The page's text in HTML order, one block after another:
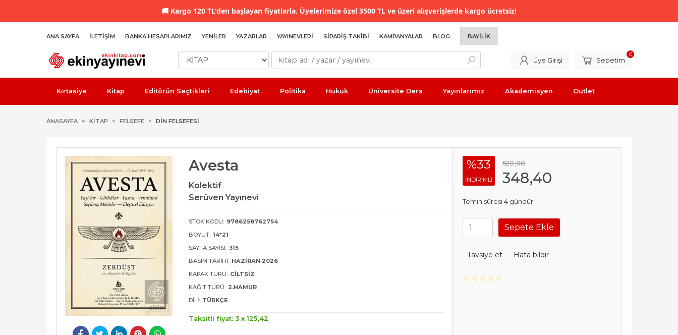
🚚 Kargo 120 TL'den başlayan fiyatlarla. Üyelerimize özel 3500 TL ve üzeri alışverişlerde kargo ücretsiz!
ANA SAYFA İLETIŞIM BANKA HESAPLARIMIZ YENILER YAZARLAR YAYINEVLERI SIPARIŞ TAKIBI KAMPANYALAR BLOG BAYILIK
Üye Girişi Sepetim
0
Kırtasiye Kitap Editörün Seçtikleri Edebiyat Politika Hukuk Üniversite Ders Yayınlarımız Akademisyen Outlet
ANASAYFA KİTAP FELSEFE DIN FELSEFESI
Avesta
Kolektif
Serüven Yayınevi
STOK KODU: 9786258762754
BOYUT: 14*21
SAYFA SAYISI: 315
BASIM TARIHI: HAZIRAN 2026
KAPAK TÜRÜ: CILTSIZ
KAĞIT TÜRÜ: 2.HAMUR
DILI: TÜRKÇE
Taksitli fiyat: 3 x125,42
%33
INDIRIMLI
520,00
348,40
Temin süresi 4 gündür.
Sepete Ekle
Tavsiye et Hata bildir